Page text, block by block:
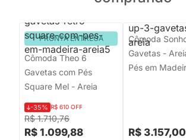
PRONTA ENTREGA
Cômoda Theo 6
Gavetas com Pés
Square Mel - Areia
R$ 1.710,76
-35% R$ 610 OFF
R$ 1.099,88
Cômoda
Gavetas -
Pés em
R$ 3.157,00